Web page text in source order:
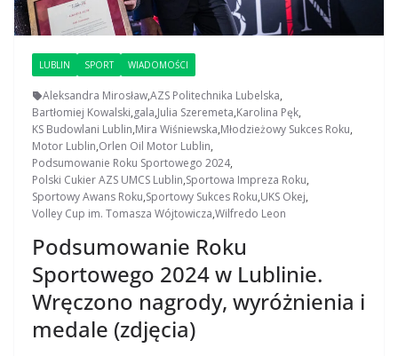
LUBLIN SPORT WIADOMOŚCI
Aleksandra Mirosław,AZS Politechnika Lubelska,
Bartłomiej Kowalski,gala,Julia Szeremeta,Karolina Pęk,
KS Budowlani Lublin,Mira Wiśniewska,Młodzieżowy Sukces Roku,
Motor Lublin,Orlen Oil Motor Lublin,
Podsumowanie Roku Sportowego 2024,
Polski Cukier AZS UMCS Lublin,Sportowa Impreza Roku,
Sportowy Awans Roku,Sportowy Sukces Roku,UKS Okej,
Volley Cup im. Tomasza Wójtowicza,Wilfredo Leon
Podsumowanie Roku
Sportowego 2024 w Lublinie.
Wręczono nagrody, wyróżnienia i
medale (zdjęcia)